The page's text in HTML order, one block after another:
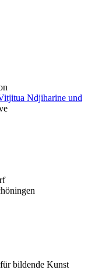
Ndjiharine und
bildende Kunst